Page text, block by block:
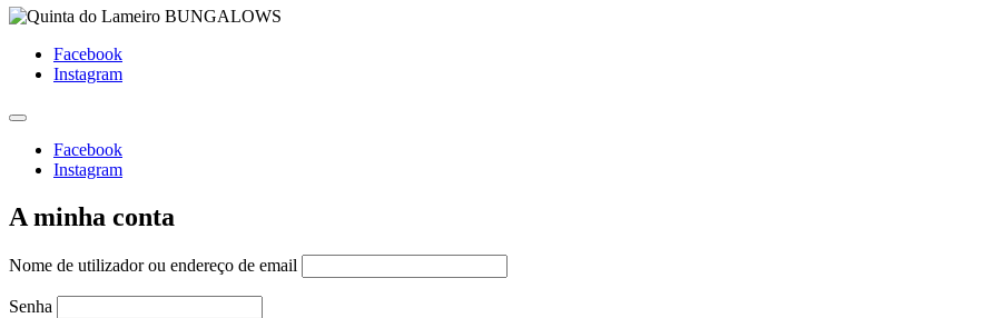
Facebook
Instagram
Facebook
Instagram
A minha conta
Nome de utilizador ou endereço de email
Senha